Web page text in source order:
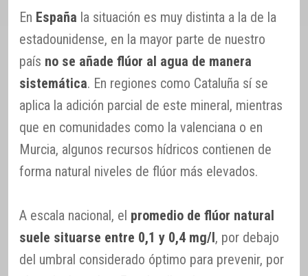
En España la situación es muy distinta a la de la
estadounidense, en la mayor parte de nuestro
país no se añade flúor al agua de manera
sistemática. En regiones como Cataluña sí se
aplica la adición parcial de este mineral, mientras
que en comunidades como la valenciana o en
Murcia, algunos recursos hídricos contienen de
forma natural niveles de flúor más elevados.
A escala nacional, el promedio de flúor natural
suele situarse entre 0,1 y 0,4 mg/l, por debajo
del umbral considerado óptimo para prevenir, por